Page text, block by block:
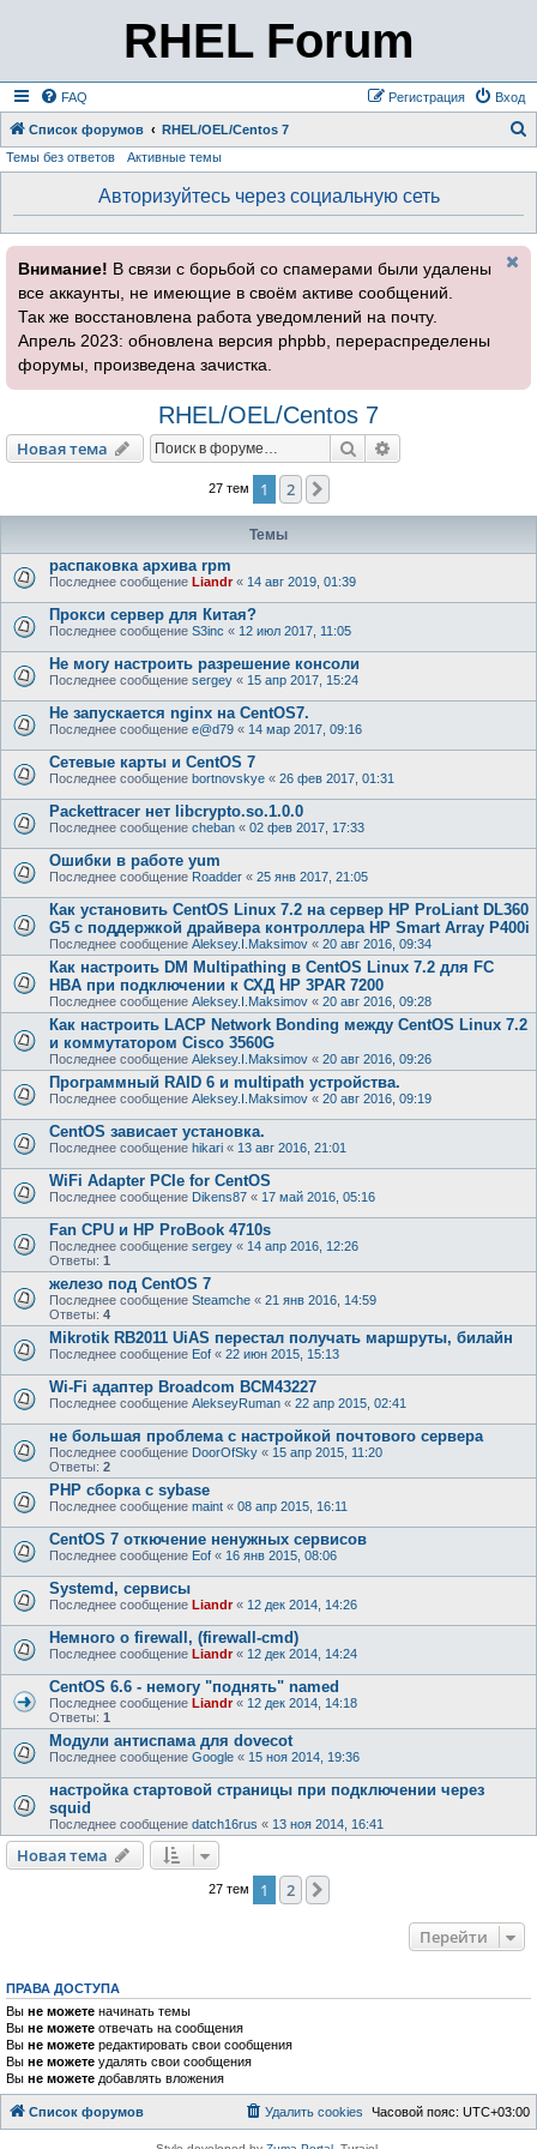
RHEL Forum
FAQ Вход
Регистрация
Список форумов RHEL/OEL/Centos 7
Темы без ответов Активные темы
Авторизуйтесь через социальную сеть
Внимание! В связи с борьбой со спамерами были удалены
все аккаунты, не имеющие в своём активе сообщений.
Так же восстановлена работа уведомлений на почту.
Апрель 2023: обновлена версия phpbb, перераспределены
форумы, произведена зачистка.
RHEL/OEL/Centos 7
Новая тема Поиск
27 тем 1 2
Темы
распаковка архива rpm
Последнее сообщение Liandr« 14 авг 2019, 01:39
Прокси сервер для Китая?
Последнее сообщение S3inc « 12 июл 2017, 11:05
Не могу настроить разрешение консоли
Последнее сообщение sergey « 15 апр 2017, 15:24
Не запускается nginx на CentOS7.
Последнее сообщение e@d79 « 14 мар 2017, 09:16
Сетевые карты и CentOS 7
Последнее сообщение bortnovskye « 26 фев 2017, 01:31
Packettracer нет libcrypto.so.1.0.0
Последнее сообщение cheban « 02 фев 2017, 17:33
Ошибки в работе yum
Последнее сообщение Roadder « 25 янв 2017, 21:05
Как установить CentOS Linux 7.2 на сервер HP ProLiant DL360
G5 с поддержкой драйвера контроллера HP Smart Array P400i
Последнее сообщение Aleksey.I.Maksimov « 20 авг 2016, 09:34
Как настроить DM Multipathing в CentOS Linux 7.2 для FC
HBA при подключении к СХД HP 3PAR 7200
Последнее сообщение Aleksey.I.Maksimov « 20 авг 2016, 09:28
Как настроить LACP Network Bonding между CentOS Linux 7.2
и коммутатором Cisco 3560G
Последнее сообщение Aleksey.I.Maksimov « 20 авг 2016, 09:26
Программный RAID 6 и multipath устройства.
Последнее сообщение Aleksey.I.Maksimov « 20 авг 2016, 09:19
CentOS зависает установка.
Последнее сообщение hikari « 13 авг 2016, 21:01
WiFi Adapter PCIe for CentOS
Последнее сообщение Dikens87 « 17 май 2016, 05:16
Fan CPU и HP ProBook 4710s
Последнее сообщение sergey « 14 апр 2016, 12:26
Ответы: 1
железо под CentOS 7
Последнее сообщение Steamche « 21 янв 2016, 14:59
Ответы: 4
Mikrotik RB2011 UiAS перестал получать маршруты, билайн
Последнее сообщение Eof « 22 июн 2015, 15:13
Wi-Fi адаптер Broadcom BCM43227
Последнее сообщение AlekseyRuman « 22 апр 2015, 02:41
не большая проблема с настройкой почтового сервера
Последнее сообщение DoorOfSky « 15 апр 2015, 11:20
Ответы: 2
PHP сборка с sybase
Последнее сообщение maint « 08 апр 2015, 16:11
CentOS 7 откючение ненужных сервисов
Последнее сообщение Eof « 16 янв 2015, 08:06
Systemd, сервисы
Последнее сообщение Liandr« 12 дек 2014, 14:26
Немного о firewall, (firewall-cmd)
Последнее сообщение Liandr« 12 дек 2014, 14:24
CentOS 6.6 - немогу "поднять" named
Последнее сообщение Liandr« 12 дек 2014, 14:18
Ответы: 1
Модули антиспама для dovecot
Последнее сообщение Google « 15 ноя 2014, 19:36
настройка стартовой страницы при подключении через
squid
Последнее сообщение datch16rus « 13 ноя 2014, 16:41
Новая тема
27 тем 1 2
Перейти
ПРАВА ДОСТУПА
Вы не можете начинать темы
Вы не можете отвечать на сообщения
Вы не можете редактировать свои сообщения
Вы не можете удалять свои сообщения
Вы не можете добавлять вложения
Список форумов Часовой пояс: UTC+03:00
Удалить cookies